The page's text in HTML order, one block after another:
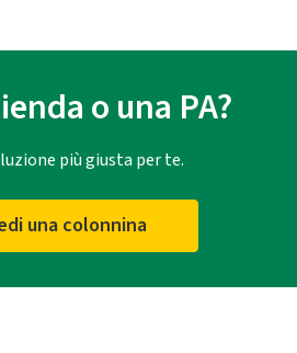
o una PA?
più giusta per te.
una colonnina